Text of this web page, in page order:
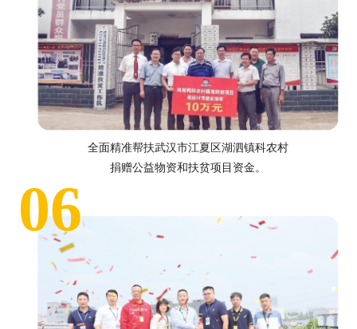
全面精准帮扶武汉市江夏区湖泗镇科农村
捐赠公益物资和扶贫项目资金。
06